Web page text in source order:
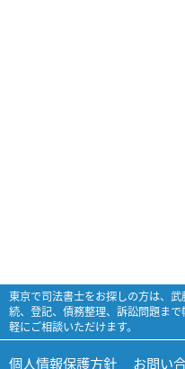
東京で司法書士をお探しの方は、
続、登記、債務整理、訴訟問題ま
軽にご相談いただけます。
個人情報保護方針 お問い